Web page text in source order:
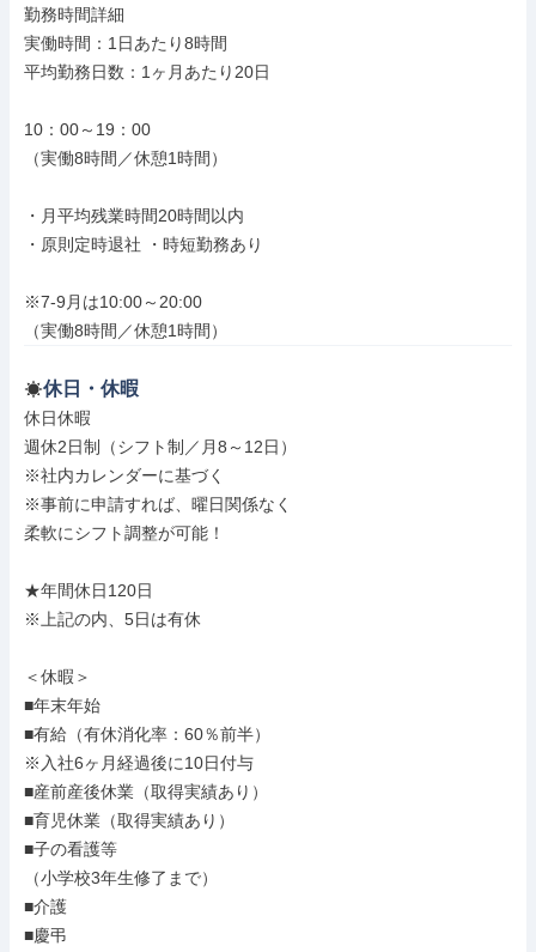
勤務時間詳細
実働時間：1日あたり8時間
平均勤務日数：1ヶ月あたり20日
10：00～19：00
（実働8時間／休憩1時間）
・月平均残業時間20時間以内
・原則定時退社 ・時短勤務あり
※7-9月は10:00～20:00
（実働8時間／休憩1時間）
休日・休暇
休日休暇
週休2日制（シフト制／月8～12日）
※社内カレンダーに基づく
※事前に申請すれば、曜日関係なく
柔軟にシフト調整が可能！
★年間休日120日
※上記の内、5日は有休
＜休暇＞
■年末年始
■有給（有休消化率：60％前半）
※入社6ヶ月経過後に10日付与
■産前産後休業（取得実績あり）
■育児休業（取得実績あり）
■子の看護等
（小学校3年生修了まで）
■介護
■慶弔